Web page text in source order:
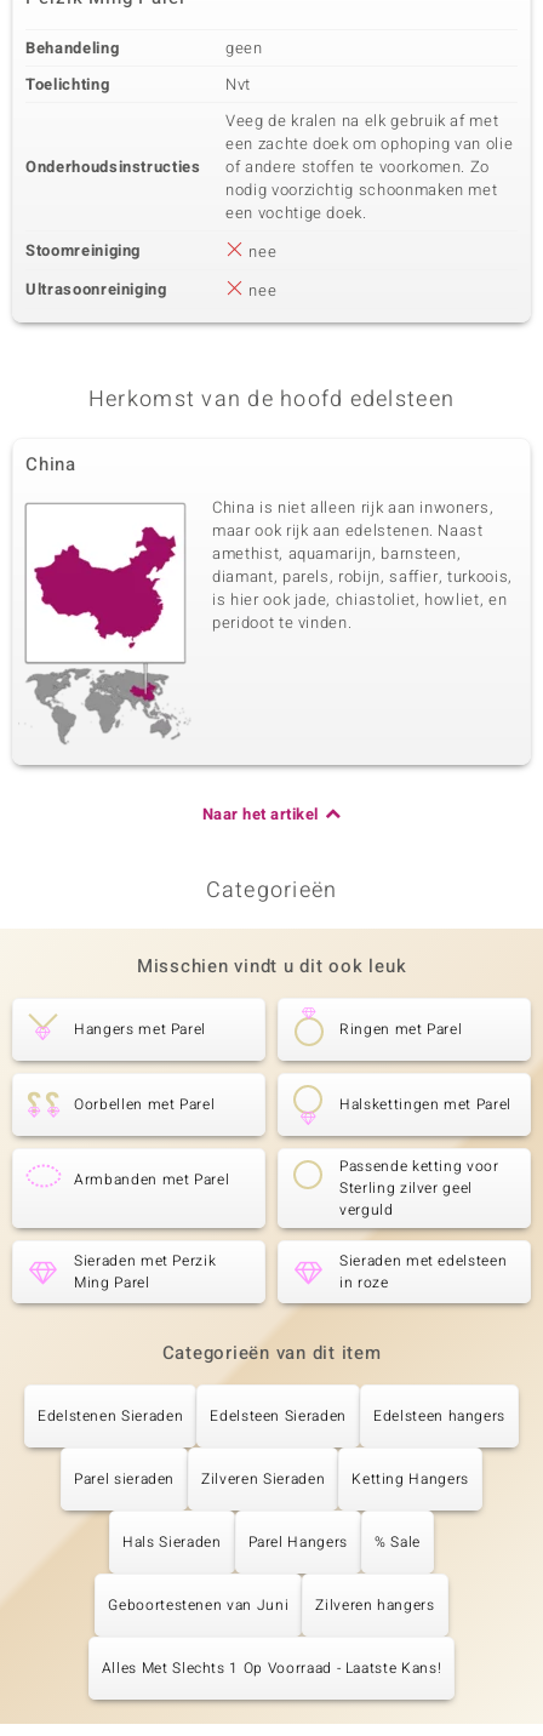
Behandeling
geen
Toelichting
Nvt
Onderhoudsinstructies
Veeg de kralen na elk gebruik af met
een zachte doek om ophoping van olie
of andere stoffen te voorkomen. Zo
nodig voorzichtig schoonmaken met
een vochtige doek.
Stoomreiniging
nee
Ultrasoonreiniging
nee
Herkomst van de hoofd edelsteen
China
China is niet alleen rijk aan inwoners,
maar ook rijk aan edelstenen. Naast
amethist, aquamarijn, barnsteen,
diamant, parels, robijn, saffier, turkoois,
is hier ook jade, chiastoliet, howliet, en
peridoot te vinden.
Naar het artikel
Categorieën
Misschien vindt u dit ook leuk
Hangers met Parel Ringen met Parel
Oorbellen met Parel Halskettingen met Parel
Armbanden met Parel
Passende ketting voor
Sterling zilver geel
verguld
Sieraden met Perzik
Ming Parel
Sieraden met edelsteen
in roze
Categorieën van dit item
Edelstenen Sieraden Edelsteen Sieraden Edelsteen hangers
Parel sieraden Zilveren Sieraden Ketting Hangers
Hals Sieraden Parel Hangers % Sale
Geboortestenen van Juni Zilveren hangers
Alles Met Slechts 1 Op Voorraad - Laatste Kans!